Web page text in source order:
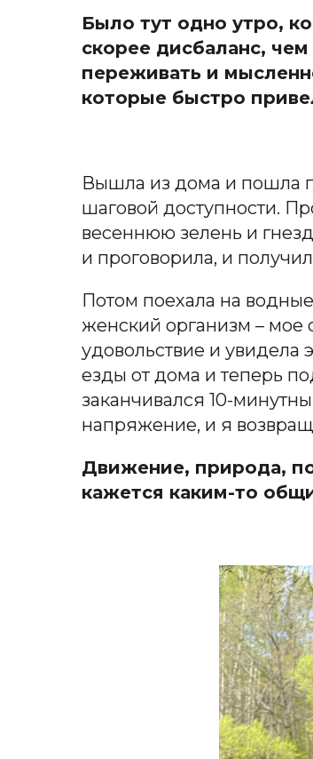
Было тут одно утро,
скорее дисбаланс,
переживать и
которые быстро
Вышла из дома и пошла
шаговой доступности.
весеннюю зелень и
и проговорила, и
Потом поехала на
женский организм – мое
удовольствие и увидела
езды от дома и теперь
заканчивался 10-
напряжение, и я
Движение, природа,
кажется каким-то